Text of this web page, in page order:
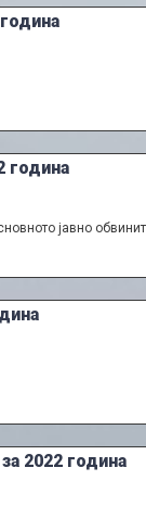
година
јавно
2022 година